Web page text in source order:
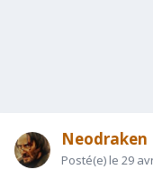
Neodraken
Posté(e) le 29